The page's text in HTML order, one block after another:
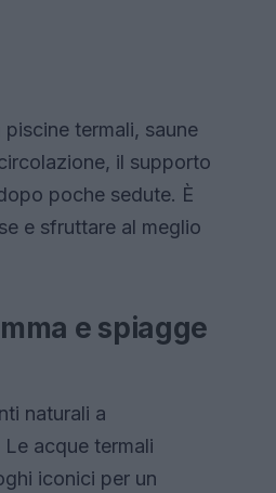
termali, saune
il supporto
poche sedute. È
e sfruttare al meglio
e spiagge
naturali a
acque termali
iconici per un